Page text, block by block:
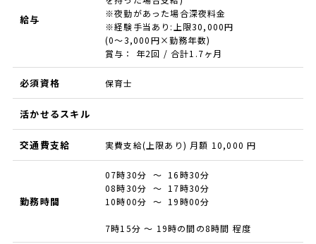
給与
※夜勤があった場合深夜料金
※経験手当あり:上限30,000円
(0〜3,000円×勤務年数)
賞与： 年2回 / 合計1.7ヶ月
必須資格 保育士
活かせるスキル
交通費支給 実費支給(上限あり) 月額 10,000 円
勤務時間
07時30分 ～ 16時30分
08時30分 ～ 17時30分
10時00分 ～ 19時00分
7時15分 ～ 19時の間の8時間 程度